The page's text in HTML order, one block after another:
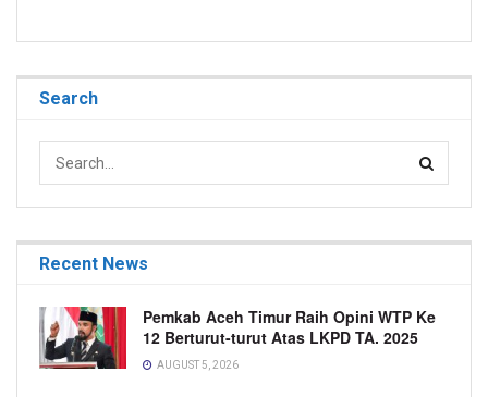
Search
Recent News
Pemkab Aceh Timur Raih Opini WTP Ke
12 Berturut-turut Atas LKPD TA. 2025
AUGUST 5, 2026